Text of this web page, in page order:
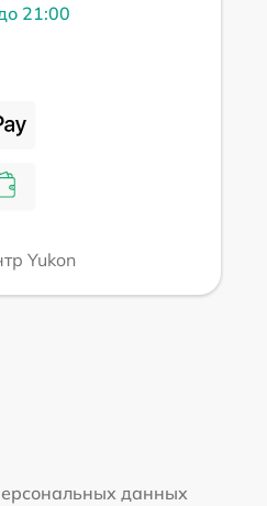
21:00
Yukon
данных